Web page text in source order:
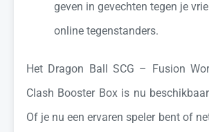
geven in gevechten tegen je
online tegenstanders.
Het Dragon Ball SCG – Fusion
Clash Booster Box is nu
Of je nu een ervaren speler bent of